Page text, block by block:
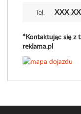
Tel. XXX
*Kontaktując się z
reklama.pl